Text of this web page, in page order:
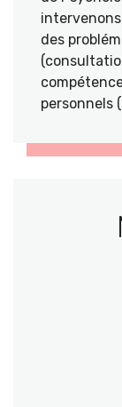
des
personnels